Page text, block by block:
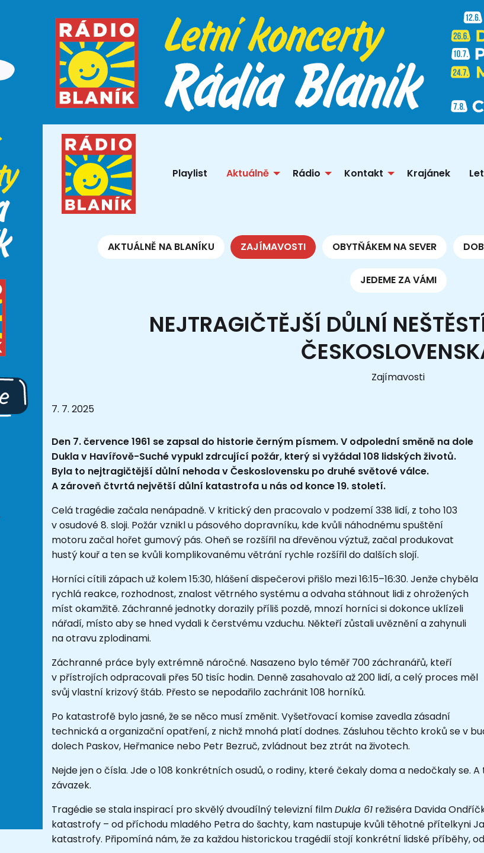
Playlist Aktuálně Rádio Kontakt Krajánek
AKTUÁLNĚ NA BLANÍKU ZAJÍMAVOSTI OBYTŇÁKEM NA SEVER
JEDEME ZA VÁMI
NEJTRAGIČTĚJŠÍ DŮLNÍ
Zajímavosti
7. 7. 2025
Den 7. července 1961 se zapsal do historie černým písmem. V odpolední směně na dole
Dukla v Havířově-Suché vypukl zdrcující požár, který si vyžádal 108 lidských životů.
Byla to nejtragičtější důlní nehoda v Československu po druhé světové válce.
A zároveň čtvrtá největší důlní katastrofa u nás od konce 19. století.
Celá tragédie začala nenápadně. V kritický den pracovalo v podzemí 338 lidí, z toho 103
v osudové 8. sloji. Požár vznikl u pásového dopravníku, kde kvůli náhodnému spuštění
motoru začal hořet gumový pás. Oheň se rozšířil na dřevěnou výztuž, začal produkovat
hustý kouř a ten se kvůli komplikovanému větrání rychle rozšířil do dalších slojí.
Horníci cítili zápach už kolem 15:30, hlášení dispečerovi přišlo mezi 16:15–16:30. Jenže chyběla
rychlá reakce, rozhodnost, znalost větrného systému a odvaha stáhnout lidi z ohrožených
míst okamžitě. Záchranné jednotky dorazily příliš pozdě, mnozí horníci si dokonce uklízeli
nářadí, místo aby se hned vydali k čerstvému vzduchu. Někteří zůstali uvěznění a zahynuli
na otravu zplodinami.
Záchranné práce byly extrémně náročné. Nasazeno bylo téměř 700 záchranářů, kteří
v přístrojích odpracovali přes 50 tisíc hodin. Denně zasahovalo až 200 lidí, a celý proces měl
svůj vlastní krizový štáb. Přesto se nepodařilo zachránit 108 horníků.
Po katastrofě bylo jasné, že se něco musí změnit. Vyšetřovací komise zavedla zásadní
technická a organizační opatření, z nichž mnohá platí dodnes. Zásluhou těchto kroků se v
dolech Paskov, Heřmanice nebo Petr Bezruč, zvládnout bez ztrát na životech.
Nejde jen o čísla. Jde o 108 konkrétních osudů, o rodiny, které čekaly doma a nedočkaly se.
závazek.
Tragédie se stala inspirací pro skvělý dvoudílný televizní filmDukla 61 režiséra Davida
katastrofy – od příchodu mladého Petra do šachty, kam nastupuje kvůli těhotné přítelkyni
katastrofy. Připomíná nám, že za každou historickou tragédií stojí konkrétní lidské příběhy,